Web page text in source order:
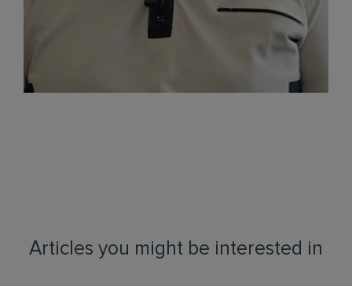
Articles you might be interested in